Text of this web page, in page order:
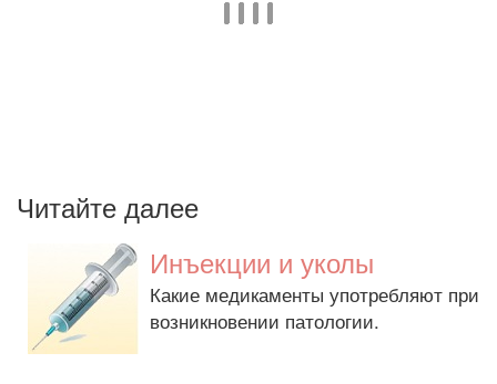
Читайте далее
Инъекции и уколы
Какие медикаменты употребляют при
возникновении патологии.